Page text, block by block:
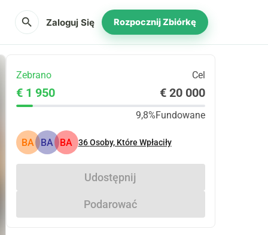
search Zaloguj Się Rozpocznij Zbiórkę
Zebrano Cel
€ 1 950 € 20 000
9,8%Fundowane
BA BA BA 36Osoby, Które Wpłaciły
Udostępnij
Podarować